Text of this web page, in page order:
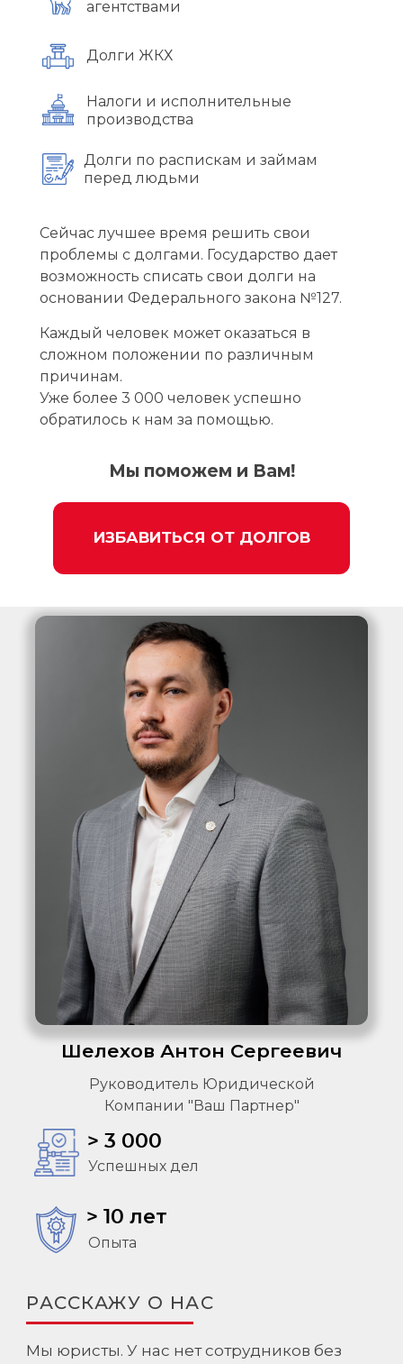
Долги ЖКХ
Налоги и исполнительные
производства
Каждый человек может оказаться в
сложном положении по различным
причинам.
Уже более 3 000 человек успешно
обратилось к нам за помощью.
агентствами
Долги по распискам и займам
перед людьми
ИЗБАВИТЬСЯ ОТ ДОЛГОВ
Сейчас лучшее время решить свои
проблемы с долгами. Государство дает
возможность списать свои долги на
основании Федерального закона №127.
Мы поможем и Вам!
РАССКАЖУ О НАС
Мы юристы. У нас нет сотрудников без
Опыта
> 10 лет
Успешных дел
> 3 000
Шелехов Антон Сергеевич
Руководитель Юридической
Компании "Ваш Партнер"